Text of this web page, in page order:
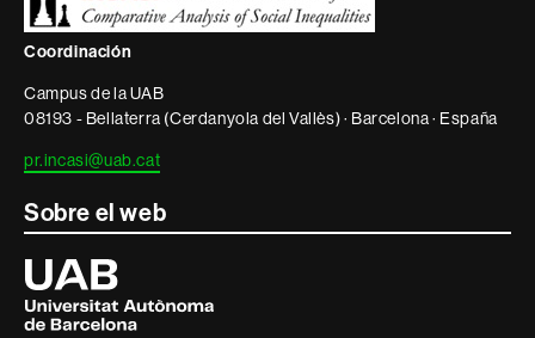
legal
Coordinación
Campus de la UAB
08193 - Bellaterra (Cerdanyola del Vallès) · Barcelona · España
pr.incasi@uab.cat
Sobre el web
Universitat
Autònoma
de
Barcelona